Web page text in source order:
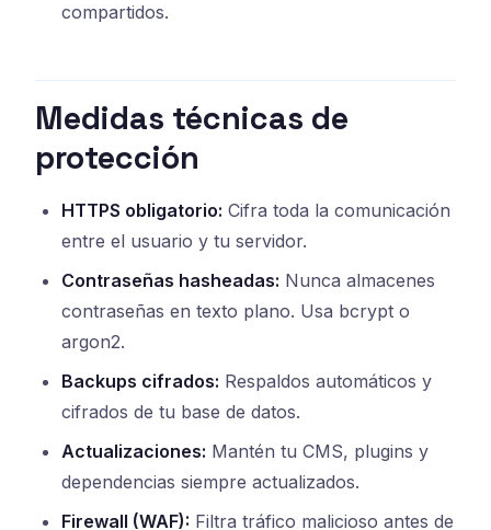
compartidos.
Medidas técnicas de
protección
HTTPS obligatorio: Cifra toda la comunicación
entre el usuario y tu servidor.
Contraseñas hasheadas: Nunca almacenes
contraseñas en texto plano. Usa bcrypt o
argon2.
Backups cifrados: Respaldos automáticos y
cifrados de tu base de datos.
Actualizaciones: Mantén tu CMS, plugins y
dependencias siempre actualizados.
Firewall (WAF): Filtra tráfico malicioso antes de